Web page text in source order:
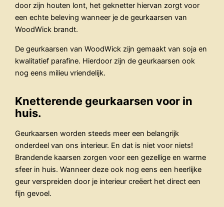
door zijn houten lont, het geknetter hiervan zorgt voor
een echte beleving wanneer je de geurkaarsen van
WoodWick brandt.
De geurkaarsen van WoodWick zijn gemaakt van soja en
kwalitatief parafine. Hierdoor zijn de geurkaarsen ook
nog eens milieu vriendelijk.
Knetterende geurkaarsen voor in
huis.
Geurkaarsen worden steeds meer een belangrijk
onderdeel van ons interieur. En dat is niet voor niets!
Brandende kaarsen zorgen voor een gezellige en warme
sfeer in huis. Wanneer deze ook nog eens een heerlijke
geur verspreiden door je interieur creëert het direct een
fijn gevoel.